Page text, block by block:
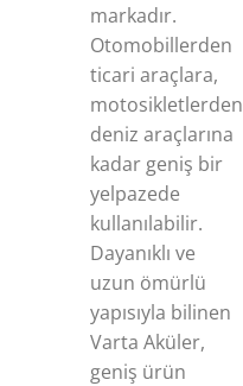
markadır.
Otomobillerden
ticari araçlara,
motosikletlerden
deniz araçlarına
kadar geniş bir
yelpazede
kullanılabilir.
Dayanıklı ve
uzun ömürlü
yapısıyla bilinen
Varta Aküler,
geniş ürün